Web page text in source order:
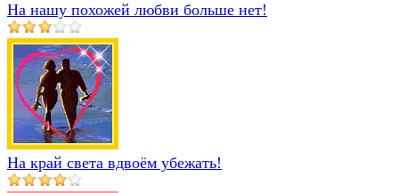
На нашу похожей любви больше нет!
На край света вдвоём убежать!